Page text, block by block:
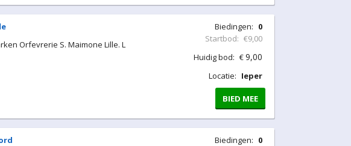
Orfevrerie S. Maimone Lille. L
Biedingen: 0
Startbod: €9,00
Huidig bod: €9,00
Locatie: Ieper
BIED MEE
Biedingen: 0